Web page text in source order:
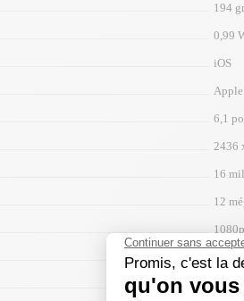
194
0,99
iOS
6,1
2436
16
12
2942